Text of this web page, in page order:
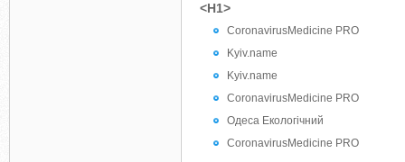
<H1>
CoronavirusMedicine PRO
Kyiv.name
Kyiv.name
CoronavirusMedicine PRO
Одеса Екологічний
CoronavirusMedicine PRO